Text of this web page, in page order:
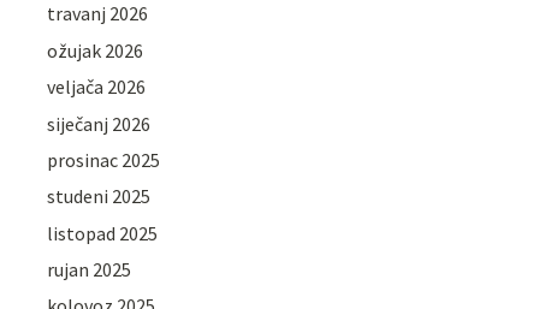
travanj 2026
ožujak 2026
veljača 2026
siječanj 2026
prosinac 2025
studeni 2025
listopad 2025
rujan 2025